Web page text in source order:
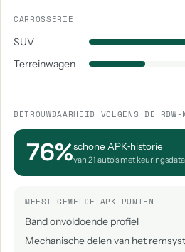
CARROSSERIE
SUV
Terreinwagen
BETROUWBAARHEID VOLGENS DE RDW-
76%schone APK‑historie
van 21 auto's met keuringsdata
MEEST GEMELDE APK-PUNTEN
Band onvoldoende profiel
Mechanische delen van het